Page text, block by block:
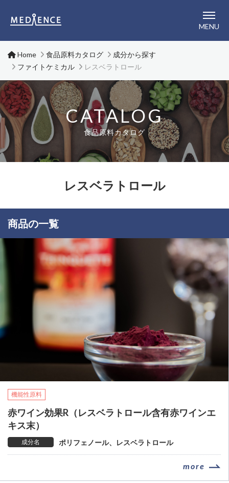
MENU
Home 食品原料カタログ
成分から探す
ファイトケミカル
レスベラトロール
CATALOG
食品原料カタログ
レスベラトロール
商品の一覧
機能性原料
赤ワイン効果R（レスベラトロール含有赤ワインエ
キス末）
成分名 ポリフェノール、レスベラトロール
more